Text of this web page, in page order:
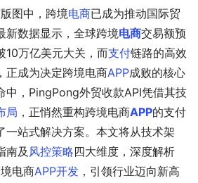
图中，跨境电商已成为推动国际贸
新数据显示，全球跨境电商交易额预
10万亿美元大关，而支付链路的高效
正成为决定跨境电商APP成败的核心
中，PingPong外贸收款API凭借其技
局 ，正悄然重构跨境电商APP的支付
一站式解决方案。本文将从技术架
南及 风控策略四大维度，深度解析
电商APP开发 ，引领行业迈向新高